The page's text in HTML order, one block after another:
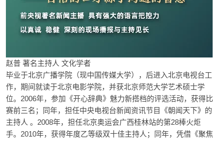
赵普 著名主持人 文化学者
毕业于北京广播学院（现中国传媒大学），后进入北京电视台工
作，期间就读于北京电影学院，并获北京师范大学艺术硕士学
位。2006年，参加《开心辞典》魅力新搭档的评选活动，获得比
赛前三名；同年，担任中央电视台新闻资讯节目《朝闻天下》的
主持人 。2008年，担任北京奥运会广西桂林站的第28棒火炬
手。2010年，获得年度乙等级双十佳主持人；同年，凭借《聚焦